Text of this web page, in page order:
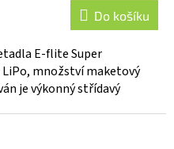
Do košíku
E-flite Super
LiPo, množství maketový
je výkonný střídavý